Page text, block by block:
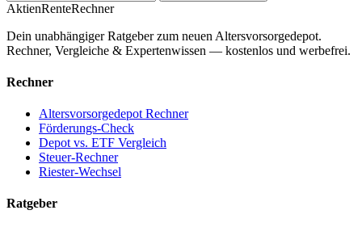
AktienRenteRechner
Dein unabhängiger Ratgeber zum neuen Altersvorsorgedepot.
Rechner, Vergleiche & Expertenwissen — kostenlos und werbefrei.
Rechner
Altersvorsorgedepot Rechner
Förderungs-Check
Depot vs. ETF Vergleich
Steuer-Rechner
Riester-Wechsel
Ratgeber